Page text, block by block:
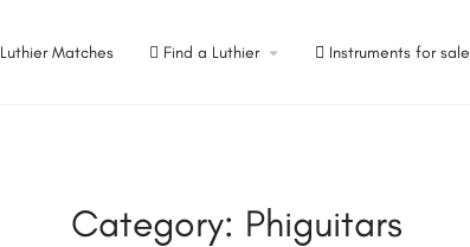
Luthier Matches Find a Luthier Instruments for sale
Category: Phiguitars